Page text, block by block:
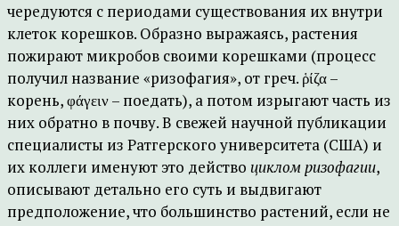
чередуются с периодами существования их внутри
клеток корешков. Образно выражаясь, растения
пожирают микробов своими корешками (процесс
получил название «ризофагия», от греч. ῥίζα –
корень, φάγειν – поедать), а потом изрыгают часть из
них обратно в почву. В свежей научной публикации
специалисты из Ратгерского университета (США) и
их коллеги именуют это действо циклом ризофагии,
описывают детально его суть и выдвигают
предположение, что большинство растений, если не